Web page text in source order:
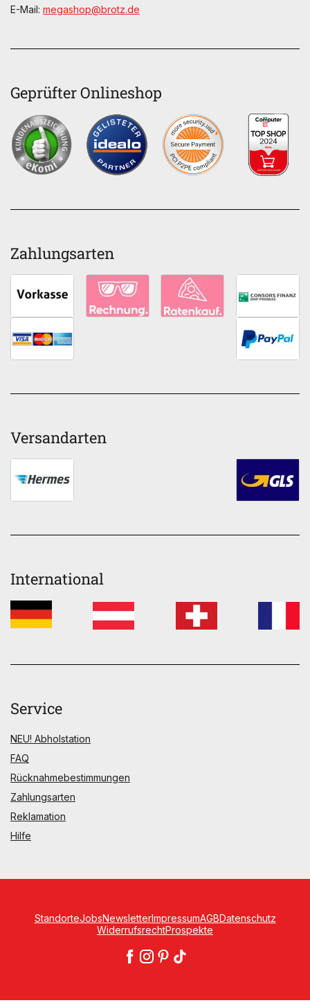
E-Mail: megashop@brotz.de
Geprüfter Onlineshop
Zahlungsarten
Versandarten
International
Service
NEU! Abholstation
FAQ
Rücknahmebestimmungen
Zahlungsarten
Reklamation
Hilfe
StandorteJobsNewsletterImpressumAGBDatenschutz
WiderrufsrechtProspekte